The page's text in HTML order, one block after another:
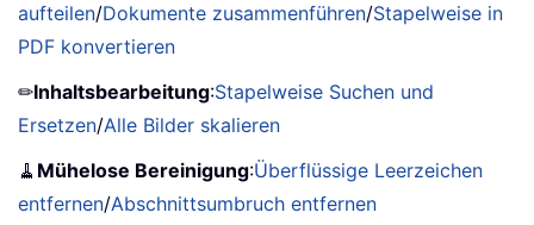
aufteilen/Dokumente zusammenführen/Stapelweise in
PDF konvertieren
✏Inhaltsbearbeitung:Stapelweise Suchen und
Ersetzen/Alle Bilder skalieren
🧹 Mühelose Bereinigung:Überflüssige Leerzeichen
entfernen/Abschnittsumbruch entfernen